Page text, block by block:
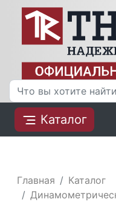
Каталог
Главная
Каталог